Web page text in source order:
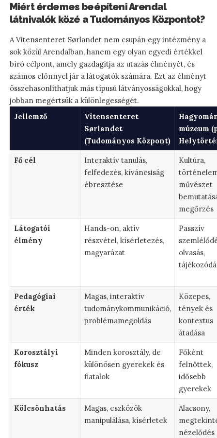
Miért érdemes beépíteni Arendal
látnivalók közé a Tudományos Központot?
A Vitensenteret Sørlandet nem csupán egy intézmény a
sok közül Arendalban, hanem egy olyan egyedi értékkel
bíró célpont, amely gazdagítja az utazás élményét, és
számos előnnyel jár a látogatók számára. Ezt az élményt
összehasonlíthatjuk más típusú látványosságokkal, hogy
jobban megértsük a különlegességét.
Jellemző
Vitensenteret
Sørlandet
(Tudományos Központ)
múzeum
Fő cél
Interaktív tanulás,
felfedezés, kíváncsiság
ébresztése
Kultúra,
művészet
megőrzés
Látogatói
élmény
Hands-on, aktív
részvétel, kísérletezés,
magyarázat
Passzív
olvasás,
Pedagógiai
érték
Magas, interaktív
tudománykommunikáció,
problémamegoldás
Közepes,
tények és
kontextus
átadása
Korosztályi
fókusz
Minden korosztály, de
különösen gyerekek és
fiatalok
Főként
felnőttek,
idősebb
gyerekek
Kölcsönhatás
Magas, eszközök
manipulálása, kísérletek
Alacsony,
nézelődés